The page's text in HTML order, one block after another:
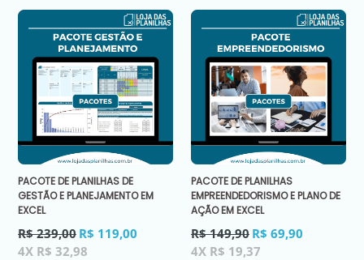
PACOTE DE PLANILHAS DE
GESTÃO E PLANEJAMENTO EM
EXCEL
Preço
normal
R$ 239,00 R$ 119,00
4X R$ 32,98
PACOTE DE PLANILHAS
EMPREENDEDORISMO E PLANO DE
AÇÃO EM EXCEL
Preço
normal
R$ 149,90 R$ 69,90
4X R$ 19,37